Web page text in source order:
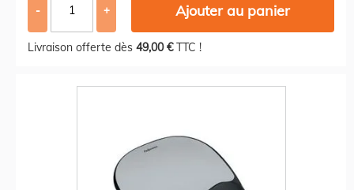
- + Ajouter au panier
Livraison offerte dès 49,00 €TTC !